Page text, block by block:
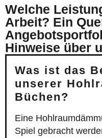
Welche
Arbeit? Ein
Hinweise über
Was ist das
unserer
Büchen?
Eine
Spiel gebracht